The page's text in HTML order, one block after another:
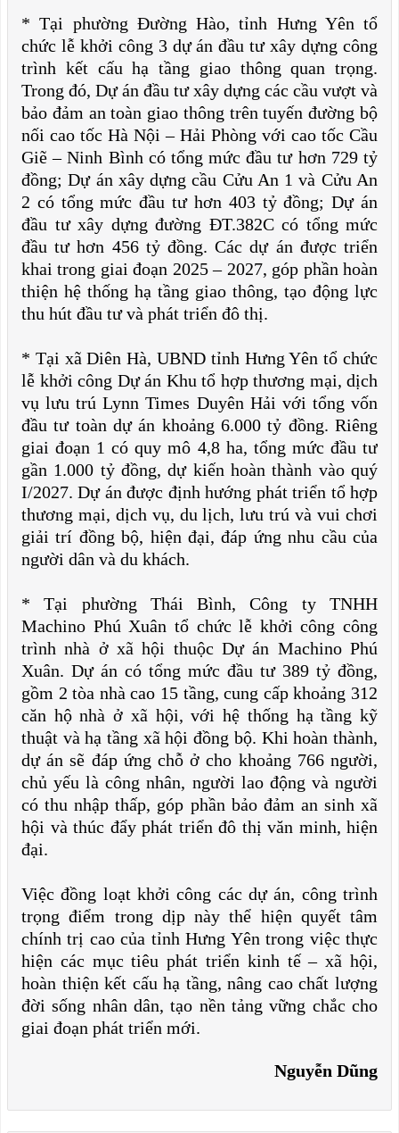
* Tại phường Đường Hào, tỉnh Hưng Yên tổ
chức lễ khởi công 3 dự án đầu tư xây dựng công
trình kết cấu hạ tầng giao thông quan trọng.
Trong đó, Dự án đầu tư xây dựng các cầu vượt và
bảo đảm an toàn giao thông trên tuyến đường bộ
nối cao tốc Hà Nội – Hải Phòng với cao tốc Cầu
Giẽ – Ninh Bình có tổng mức đầu tư hơn 729 tỷ
đồng; Dự án xây dựng cầu Cửu An 1 và Cửu An
2 có tổng mức đầu tư hơn 403 tỷ đồng; Dự án
đầu tư xây dựng đường ĐT.382C có tổng mức
đầu tư hơn 456 tỷ đồng. Các dự án được triển
khai trong giai đoạn 2025 – 2027, góp phần hoàn
thiện hệ thống hạ tầng giao thông, tạo động lực
thu hút đầu tư và phát triển đô thị.
* Tại xã Diên Hà, UBND tỉnh Hưng Yên tổ chức
lễ khởi công Dự án Khu tổ hợp thương mại, dịch
vụ lưu trú Lynn Times Duyên Hải với tổng vốn
đầu tư toàn dự án khoảng 6.000 tỷ đồng. Riêng
giai đoạn 1 có quy mô 4,8 ha, tổng mức đầu tư
gần 1.000 tỷ đồng, dự kiến hoàn thành vào quý
I/2027. Dự án được định hướng phát triển tổ hợp
thương mại, dịch vụ, du lịch, lưu trú và vui chơi
giải trí đồng bộ, hiện đại, đáp ứng nhu cầu của
người dân và du khách.
* Tại phường Thái Bình, Công ty TNHH
Machino Phú Xuân tổ chức lễ khởi công công
trình nhà ở xã hội thuộc Dự án Machino Phú
Xuân. Dự án có tổng mức đầu tư 389 tỷ đồng,
gồm 2 tòa nhà cao 15 tầng, cung cấp khoảng 312
căn hộ nhà ở xã hội, với hệ thống hạ tầng kỹ
thuật và hạ tầng xã hội đồng bộ. Khi hoàn thành,
dự án sẽ đáp ứng chỗ ở cho khoảng 766 người,
chủ yếu là công nhân, người lao động và người
có thu nhập thấp, góp phần bảo đảm an sinh xã
hội và thúc đẩy phát triển đô thị văn minh, hiện
đại.
Việc đồng loạt khởi công các dự án, công trình
trọng điểm trong dịp này thể hiện quyết tâm
chính trị cao của tỉnh Hưng Yên trong việc thực
hiện các mục tiêu phát triển kinh tế – xã hội,
hoàn thiện kết cấu hạ tầng, nâng cao chất lượng
đời sống nhân dân, tạo nền tảng vững chắc cho
giai đoạn phát triển mới.
Nguyễn Dũng